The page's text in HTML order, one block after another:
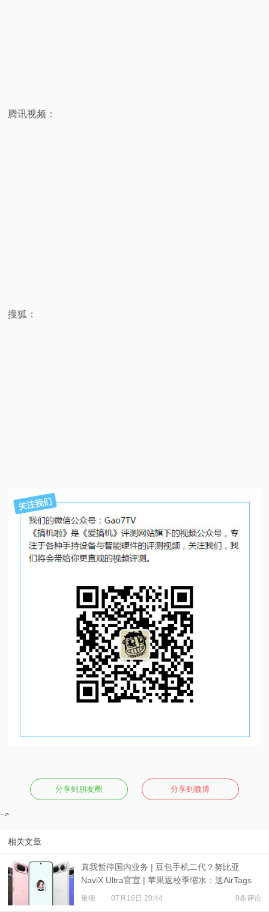
腾讯视频：
搜狐：
分享到朋友圈 分享到微博
-->
相关文章
真我暂停国内业务 | 豆包手机二代？努比亚
NaviX Ultra官宣 | 苹果返校季缩水：送AirTags
量衡 07月16日 20:44 0条评论